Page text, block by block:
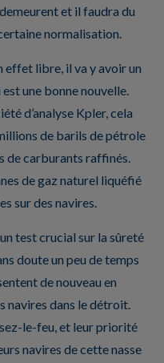
et il faudra du
normalisation.
effet libre, il va y avoir un
une bonne nouvelle.
d’analyse Kpler, cela
de barils de pétrole
de carburants raffinés.
de gaz naturel liquéfié
sur des navires.
test crucial sur la sûreté
doute un peu de temps
de nouveau en
navires dans le détroit.
le-feu, et leur priorité
navires de cette nasse